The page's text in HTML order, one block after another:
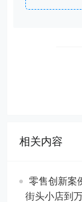
相关内容
零售创新案
街头小店到